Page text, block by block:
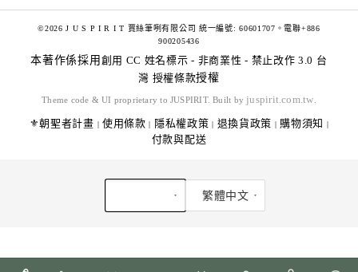
©2026 J U S P I R I T 賈絲筆咧有限公司 統一編號: 60601707。電聯+886
900205436
本著作係採用 創用 CC 姓名標示 - 非商業性 - 禁止改作 3.0 台
灣 授權條款授權
Theme code & UI proprietary to JUSPIRIT. Built by juspirit.com.tw
⚜️朝聖者計畫 | 使用條款 | 隱私權政策 | 退換貨政策 | 購物須知 |
付款與配送